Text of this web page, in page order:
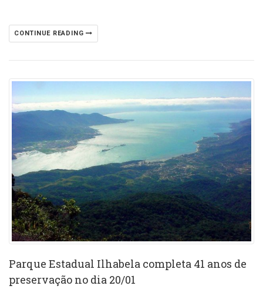
CONTINUE READING
Parque Estadual Ilhabela completa 41 anos de
preservação no dia 20/01